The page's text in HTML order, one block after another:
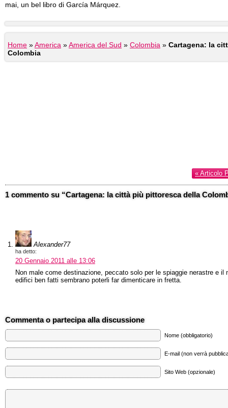
mai, un bel libro di García Márquez.
Home »America »America del Sud » Colombia » Cartagena: la
Colombia
« Articolo
1 commento su “Cartagena: la città più pittoresca della
Alexander77
ha detto:
20 Gennaio 2011 alle 13:06
Non male come destinazione, peccato solo per le spiaggie nerastre e
edifici ben fatti sembrano poterli far dimenticare in fretta.
Commenta o partecipa alla discussione
Nome (obbligatorio)
E-mail (non verrà
Sito Web (opzionale)